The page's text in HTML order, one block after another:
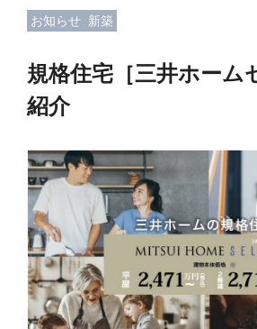
お知らせ 新築
規格住宅［三井ホーム
紹介